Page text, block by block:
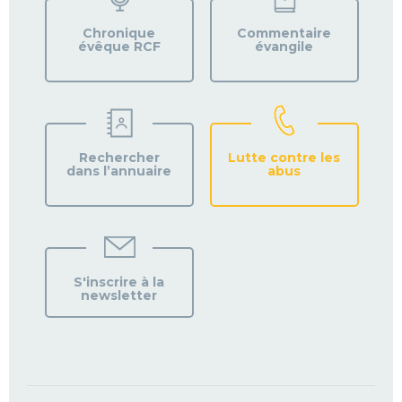
Chronique
évêque RCF
Commentaire
évangile
Rechercher
dans l’annuaire
Lutte contre les
abus
S'inscrire à la
newsletter